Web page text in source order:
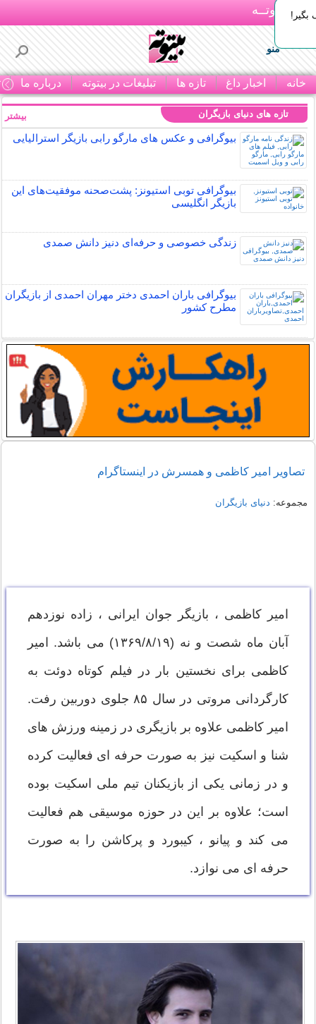
بـیتوتــه
منو
خانه اخبار داغ تازه ها تبلیغات در بیتوته درباره ما
تازه های دنیای بازیگران
بیوگرافی و عکس های مارگو رابی بازیگر استرالیایی
بیوگرافی توبی استیونز: پشت‌صحنه موفقیت‌های این
بازیگر انگلیسی
زندگی خصوصی و حرفه‌ای دنیز دانش صمدی
بیوگرافی باران احمدی دختر مهران احمدی از بازیگران
مطرح کشور
بیشتر
تصاویر امیر کاظمی و همسرش در اینستاگرام
مجموعه: دنیای بازیگران
امیر کاظمی ، بازیگر جوان ایرانی ، زاده نوزدهم
آبان ماه شصت و نه (۱۳۶۹/۸/۱۹) می باشد. امیر
کاظمی برای نخستین بار در فیلم کوتاه دوئت به
کارگردانی مروتی در سال ۸۵ جلوی دوربین رفت.
امیر کاظمی علاوه بر بازیگری در زمینه ورزش های
شنا و اسکیت نیز به صورت حرفه ای فعالیت کرده
و در زمانی یکی از بازیکنان تیم ملی اسکیت بوده
است؛ علاوه بر این در حوزه موسیقی هم فعالیت
می کند و پیانو ، کیبورد و پرکاشن را به صورت
حرفه ای می نوازد.